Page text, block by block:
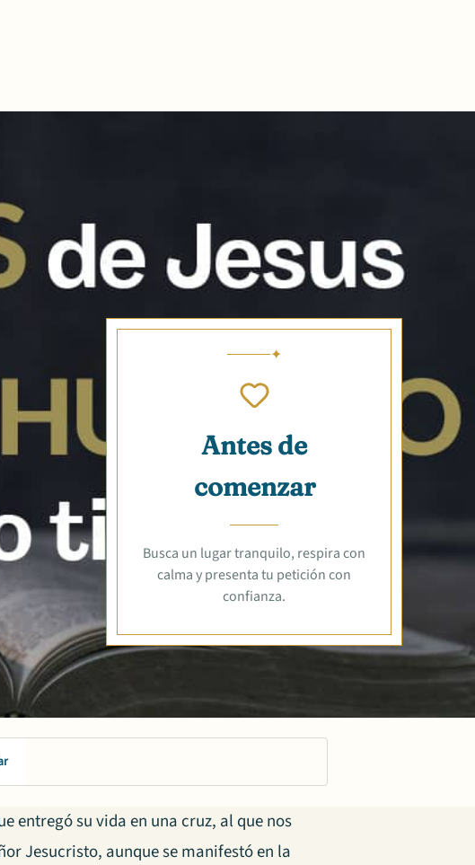
Antes de
comenzar
Busca un lugar tranquilo, respira con
calma y presenta tu petición con
confianza.
entregó su vida en una cruz, al que nos
Jesucristo, aunque se manifestó en la